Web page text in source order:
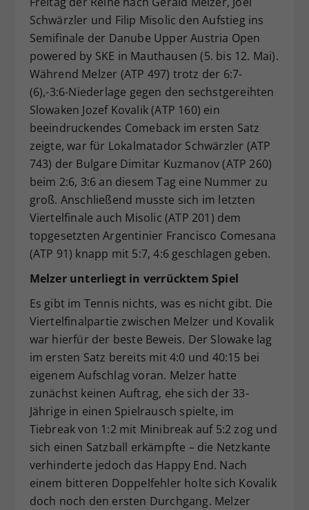
Schwärzler und Filip Misolic den Aufstieg ins
Semifinale der Danube Upper Austria Open
powered by SKE in Mauthausen (5. bis 12. Mai).
Während Melzer (ATP 497) trotz der 6:7-
(6),-3:6-Niederlage gegen den sechstgereihten
Slowaken Jozef Kovalik (ATP 160) ein
beeindruckendes Comeback im ersten Satz
zeigte, war für Lokalmatador Schwärzler (ATP
743) der Bulgare Dimitar Kuzmanov (ATP 260)
beim 2:6, 3:6 an diesem Tag eine Nummer zu
groß. Anschließend musste sich im letzten
Viertelfinale auch Misolic (ATP 201) dem
topgesetzten Argentinier Francisco Comesana
(ATP 91) knapp mit 5:7, 4:6 geschlagen geben.
Melzer unterliegt in verrücktem Spiel
Es gibt im Tennis nichts, was es nicht gibt. Die
Viertelfinalpartie zwischen Melzer und Kovalik
war hierfür der beste Beweis. Der Slowake lag
im ersten Satz bereits mit 4:0 und 40:15 bei
eigenem Aufschlag voran. Melzer hatte
zunächst keinen Auftrag, ehe sich der 33-
Jährige in einen Spielrausch spielte, im
Tiebreak von 1:2 mit Minibreak auf 5:2 zog und
sich einen Satzball erkämpfte – die Netzkante
verhinderte jedoch das Happy End. Nach
einem bitteren Doppelfehler holte sich Kovalik
doch noch den ersten Durchgang. Melzer
Zweck
Dieser Wert speichert Ihre Consent-
Einstellungen. Unter anderem eine
zufällig generierte ID, für die
historische Speicherung Ihrer
vorgenommen Einstellungen, falls der
Webseiten-Betreiber dies eingestellt
hat.